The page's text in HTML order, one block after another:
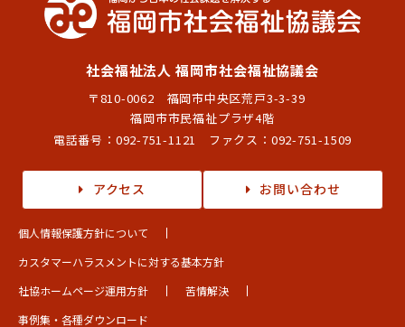
社会福祉法人 福岡市社会福祉協議会
〒810-0062 福岡市中央区荒戸3-3-39
福岡市市民福祉プラザ4階
電話番号： 092-751-1121 ファクス：092-751-1509
アクセス お問い合わせ
個人情報保護方針について
カスタマーハラスメントに対する基本方針
社協ホームページ運用方針
苦情解決
事例集・各種ダウンロード